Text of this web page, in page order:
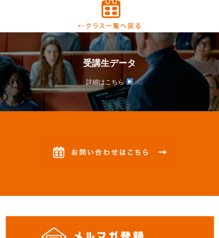
受講生データ
詳細はこちら